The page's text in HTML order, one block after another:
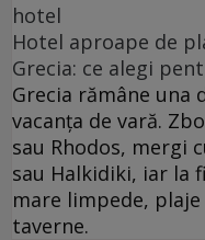
hotel
Hotel aproape de
Grecia: ce alegi
Grecia rămâne
vacanța de vară.
sau Rhodos, mergi
sau Halkidiki, iar la
mare limpede,
taverne.